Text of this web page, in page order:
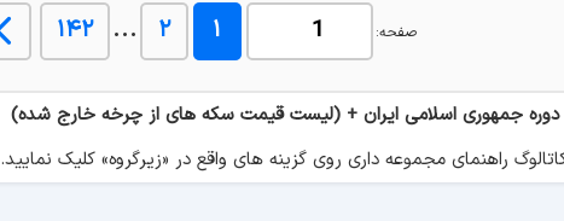
صفحه: ۱ ۲ ... ۱۴۲
جمهوری اسلامی ایران + (لیست قیمت سکه های از چرخه خارج شده)
راهنمای مجموعه داری روی گزینه های واقع در «زیرگروه» کلیک نمایید.